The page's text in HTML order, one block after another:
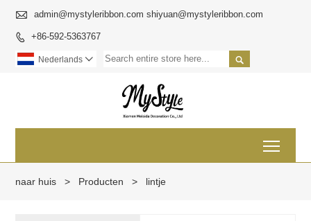
 admin@mystyleribbon.com shiyuan@mystyleribbon.com
 +86-592-5363767

Nederlands 
naar huis > Producten > lintje